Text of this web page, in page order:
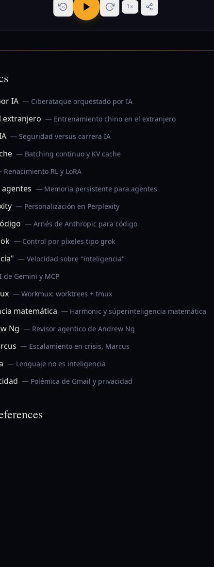
15 15 1x
IA — Ciberataque orquestado por IA
extranjero — Entrenamiento chino en el extranjero
— Seguridad versus carrera IA
— Batching continuo y KV cache
RL y LoRA
— Memoria persistente para agentes
— Personalización en Perplexity
— Arnés de Anthropic para código
— Control por píxeles tipo grok
— Velocidad sobre "inteligencia"
de Gemini y MCP
— Workmux: worktrees + tmux
matemática — Harmonic y súperinteligencia matemática
Ng — Revisor agentico de Andrew Ng
— Escalamiento en crisis, Marcus
— Lenguaje no es inteligencia
— Polémica de Gmail y privacidad